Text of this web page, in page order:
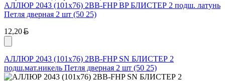
АЛЛЮР 2043 (101х76) 2BB-FHP BP БЛИСТЕР 2 подш. латунь
Петля дверная 2 шт (50 25)
12,20
АЛЛЮР 2043 (101х76) 2BB-FHP SN БЛИСТЕР 2
подш.мат.никель Петля дверная 2 шт (50 25)